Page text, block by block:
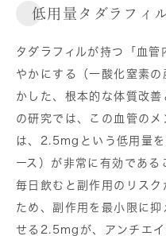
低用量タダラフィ
タダラフィルが持つ「血
やかにする（一酸化窒素
かした、根本的な体質改
の研究では、この血管の
は、2.5mgという低用量
ース）が非常に有効であ
毎日飲むと副作用のリス
ため、副作用を最小限に
せる2.5mgが、アンチエ